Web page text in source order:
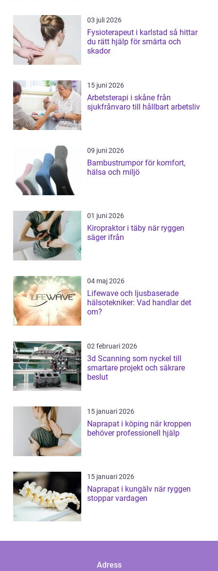
03 juli 2026
Fysioterapeut i karlstad så hittar
du rätt hjälp för smärta och
skador
15 juni 2026
Arbetsterapi i skåne från
sjukfrånvaro till hållbart arbetsliv
09 juni 2026
Bambustrumpor för komfort,
hälsa och miljö
01 juni 2026
Kiropraktor i täby när ryggen
säger ifrån
04 maj 2026
Lifewave och ljusbaserade
hälsotekniker: Vad handlar det
om?
02 februari 2026
3d Scanning som nyckel till
smartare projekt och säkrare
beslut
15 januari 2026
Naprapat i köping när kroppen
behöver professionell hjälp
15 januari 2026
Naprapat i kungälv när ryggen
stoppar vardagen
Adress